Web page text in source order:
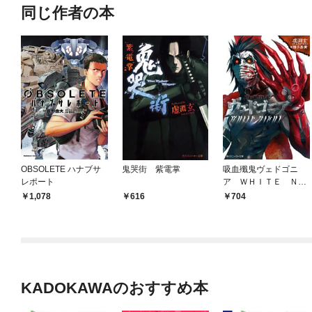
同じ作者の本
OBSOLETE ハナブサ
レポート
1,078
鬼哭街 紫電掌
616
吸血殲鬼ヴェドゴニ
ア ＷＨＩＴＥ ＮＩ
ＧＨＴ
704
KADOKAWAのおすすめ本